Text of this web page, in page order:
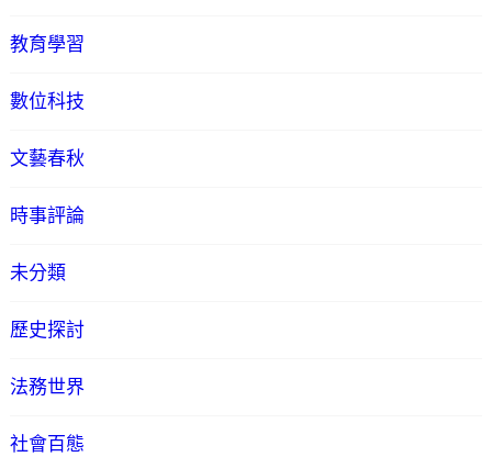
教育學習
數位科技
文藝春秋
時事評論
未分類
歷史探討
法務世界
社會百態